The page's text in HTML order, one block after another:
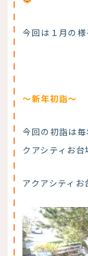
今回は１月の
～新年初詣～
今回の初詣は
クアシティお台
アクアシティお